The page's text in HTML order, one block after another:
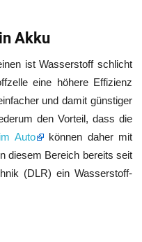
Akku
ist Wasserstoff schlicht
eine höhere Effizienz
und damit günstiger
den Vorteil, dass die
Auto
können daher mit
diesem Bereich bereits seit
(DLR) ein Wasserstoff-